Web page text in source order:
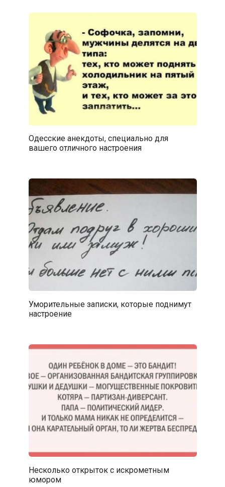
Одесские анекдоты, специально для
вашего отличного настроения
Уморительные записки, которые поднимут
настроение
Несколько открыток с искрометным
юмором